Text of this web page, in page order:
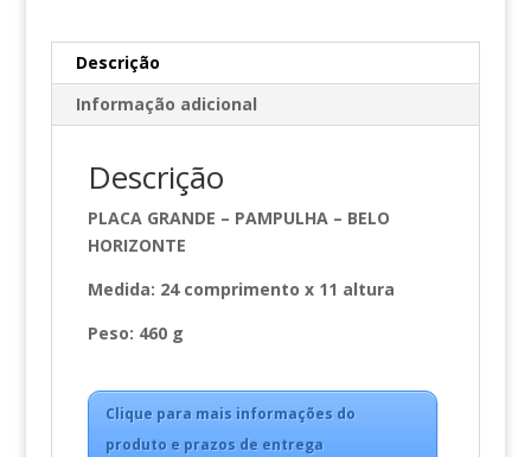
Descrição
Informação adicional
Descrição
PLACA GRANDE – PAMPULHA – BELO
HORIZONTE
Medida: 24 comprimento x 11 altura
Peso: 460 g
Clique para mais informações do
produto e prazos de entrega